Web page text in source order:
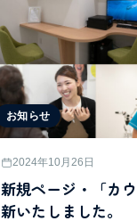
お知らせ
2024年10月26日
新規ページ・「カ
新いたしました。